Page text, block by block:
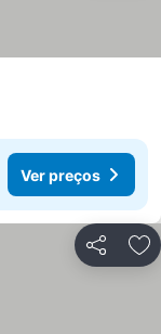
Ver preços
Partilhar